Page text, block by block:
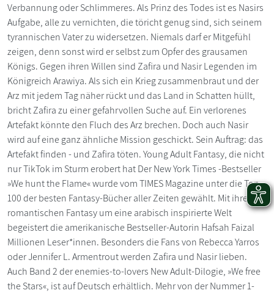
Verbannung oder Schlimmeres. Als Prinz des Todes ist es Nasirs
Aufgabe, alle zu vernichten, die töricht genug sind, sich seinem
tyrannischen Vater zu widersetzen. Niemals darf er Mitgefühl
zeigen, denn sonst wird er selbst zum Opfer des grausamen
Königs. Gegen ihren Willen sind Zafira und Nasir Legenden im
Königreich Arawiya. Als sich ein Krieg zusammenbraut und der
Arz mit jedem Tag näher rückt und das Land in Schatten hüllt,
bricht Zafira zu einer gefahrvollen Suche auf. Ein verlorenes
Artefakt könnte den Fluch des Arz brechen. Doch auch Nasir
wird auf eine ganz ähnliche Mission geschickt. Sein Auftrag: das
Artefakt finden - und Zafira töten. Young Adult Fantasy, die nicht
nur TikTok im Sturm erobert hat Der New York Times -Bestseller
»We hunt the Flame« wurde vom TIMES Magazine unter die Top
100 der besten Fantasy-Bücher aller Zeiten gewählt. Mit ihrer
romantischen Fantasy um eine arabisch inspirierte Welt
begeistert die amerikanische Bestseller-Autorin Hafsah Faizal
Millionen Leser*innen. Besonders die Fans von Rebecca Yarros
oder Jennifer L. Armentrout werden Zafira und Nasir lieben.
Auch Band 2 der enemies-to-lovers New Adult-Dilogie, »We free
the Stars«, ist auf Deutsch erhältlich. Mehr von der Nummer 1-